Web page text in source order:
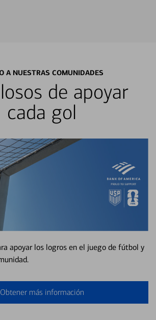
A NUESTRAS COMUNIDADES
de apoyar
cada gol
apoyar los logros en el juego de fútbol y
Obtener más información